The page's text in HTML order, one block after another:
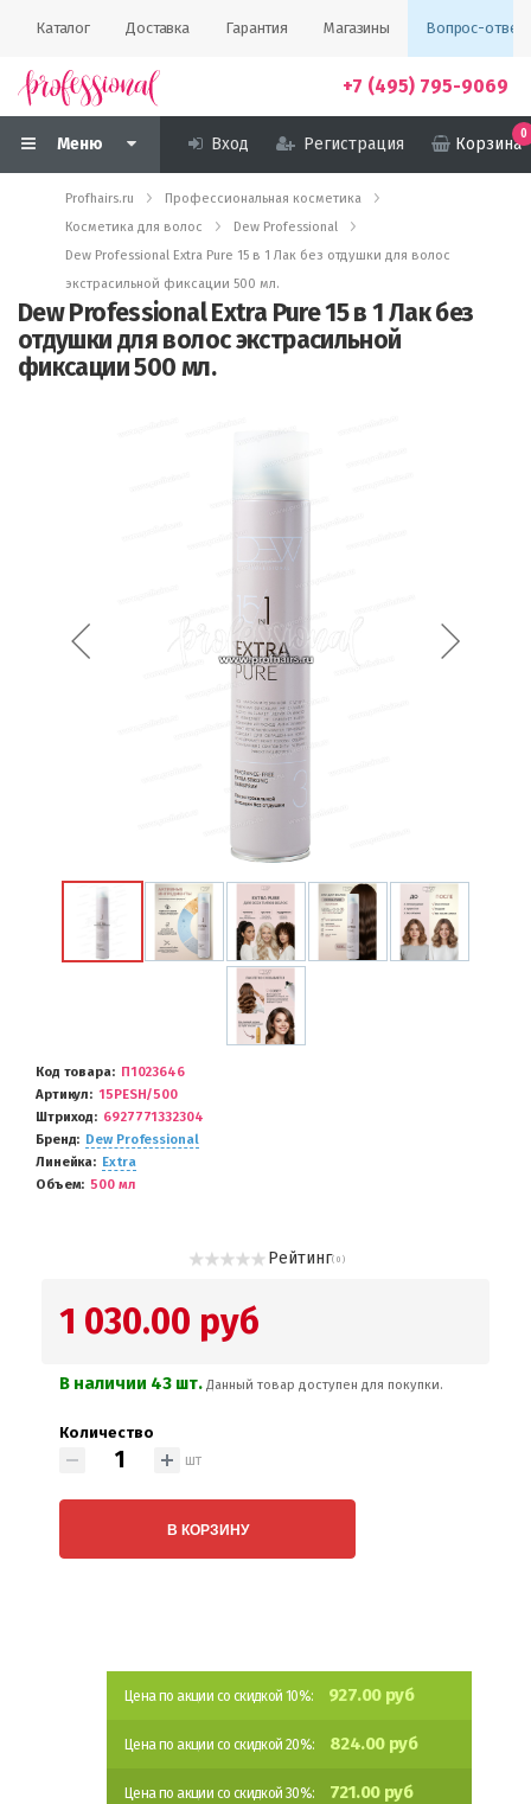
Каталог Доставка Гарантия Магазины Вопрос-ответ
+7 (495) 795-9069
Меню Вход Регистрация Корзина
0
Profhairs.ru
Профессиональная косметика
Косметика для волос
Dew Professional
Dew Professional Extra Pure 15 в 1 Лак без отдушки для волос
экстрасильной фиксации 500 мл.
Dew Professional Extra Pure 15 в 1 Лак без
отдушки для волос экстрасильной
фиксации 500 мл.
Код товара
П1023646
Артикул
15PESH/500
Штриход
6927771332304
Бренд
Dew Professional
Линейка
Extra
Объем
500 мл
Рейтинг( 0 )
1 030.00 руб
В наличии 43 шт. Данный товар доступен для покупки.
Количество
шт
В КОРЗИНУ
Цена по акции со скидкой 10%: 927.00 руб
Цена по акции со скидкой 20%: 824.00 руб
Цена по акции со скидкой 30%: 721.00 руб